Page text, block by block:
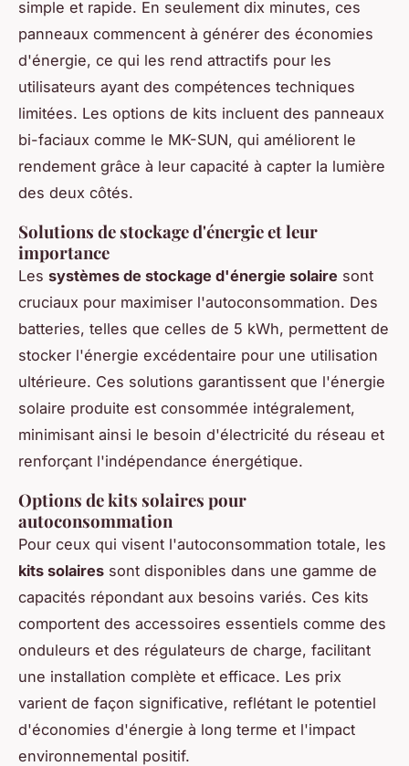
simple et rapide. En seulement dix minutes, ces
panneaux commencent à générer des économies
d'énergie, ce qui les rend attractifs pour les
utilisateurs ayant des compétences techniques
limitées. Les options de kits incluent des panneaux
bi-faciaux comme le MK-SUN, qui améliorent le
rendement grâce à leur capacité à capter la lumière
des deux côtés.
Solutions de stockage d'énergie et leur
importance
Les systèmes de stockage d'énergie solaire sont
cruciaux pour maximiser l'autoconsommation. Des
batteries, telles que celles de 5 kWh, permettent de
stocker l'énergie excédentaire pour une utilisation
ultérieure. Ces solutions garantissent que l'énergie
solaire produite est consommée intégralement,
minimisant ainsi le besoin d'électricité du réseau et
renforçant l'indépendance énergétique.
Options de kits solaires pour
autoconsommation
Pour ceux qui visent l'autoconsommation totale, les
kits solaires sont disponibles dans une gamme de
capacités répondant aux besoins variés. Ces kits
comportent des accessoires essentiels comme des
onduleurs et des régulateurs de charge, facilitant
une installation complète et efficace. Les prix
varient de façon significative, reflétant le potentiel
d'économies d'énergie à long terme et l'impact
environnemental positif.